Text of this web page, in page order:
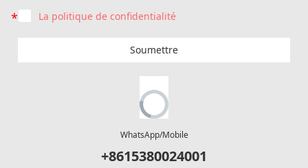
La politique de confidentialité
Soumettre
WhatsApp/Mobile
+8615380024001